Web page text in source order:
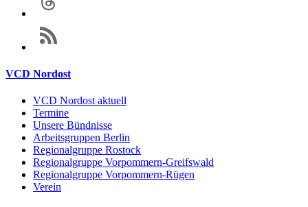
VCD Nordost
VCD Nordost aktuell
Termine
Unsere Bündnisse
Arbeitsgruppen Berlin
Regionalgruppe Rostock
Regionalgruppe Vorpommern-Greifswald
Regionalgruppe Vorpommern-Rügen
Verein